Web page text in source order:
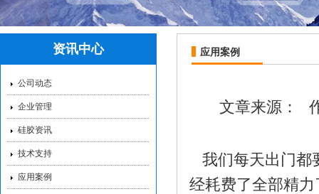
应用案例
文章来源：
我们每天出门都
经耗费了全部精
资讯中心
公司动态
企业管理
硅胶资讯
技术支持
应用案例
硅胶保护套_硅胶保护